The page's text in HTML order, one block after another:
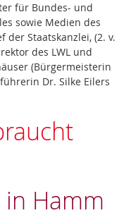
für Bundes- und
sowie Medien des
der Staatskanzlei, (2. v.
des LWL und
(Bürgermeisterin
Dr. Silke Eilers
Hamm